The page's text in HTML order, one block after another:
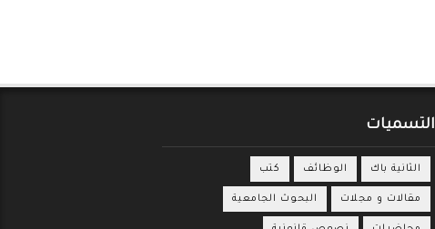
التسميات
الثانية باك الوظائف كتب
مقالات و مجلات البحوث الجامعية